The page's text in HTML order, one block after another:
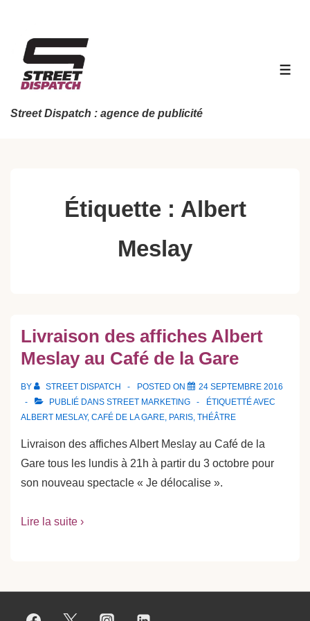
contenu
principal
Street Dispatch : agence de publicité
Étiquette : Albert
Meslay
Livraison des affiches Albert
Meslay au Café de la Gare
BY STREET DISPATCH POSTED ON
24 SEPTEMBRE 2016
PUBLIÉ DANS STREET MARKETING
ÉTIQUETTÉ AVEC
ALBERT MESLAY, CAFÉ DE LA GARE, PARIS, THÉÂTRE
Livraison des affiches Albert Meslay au Café de la
Gare tous les lundis à 21h à partir du 3 octobre pour
son nouveau spectacle « Je délocalise ».
Lire la suite ›